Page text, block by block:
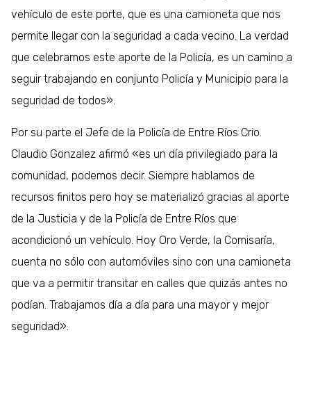
vehículo de este porte, que es una camioneta que nos
permite llegar con la seguridad a cada vecino. La verdad
que celebramos este aporte de la Policía, es un camino a
seguir trabajando en conjunto Policía y Municipio para la
seguridad de todos».
Por su parte el Jefe de la Policía de Entre Ríos Crio.
Claudio Gonzalez afirmó «es un día privilegiado para la
comunidad, podemos decir. Siempre hablamos de
recursos finitos pero hoy se materializó gracias al aporte
de la Justicia y de la Policía de Entre Ríos que
acondicionó un vehículo. Hoy Oro Verde, la Comisaría,
cuenta no sólo con automóviles sino con una camioneta
que va a permitir transitar en calles que quizás antes no
podían. Trabajamos día a día para una mayor y mejor
seguridad».